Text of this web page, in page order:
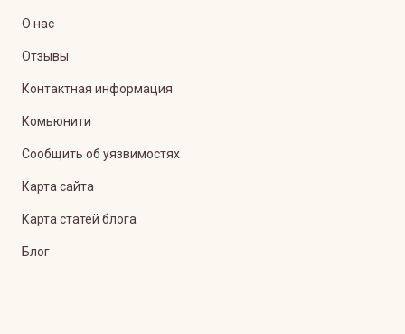
О нас
Отзывы
Контактная информация
Комьюнити
Сообщить об уязвимостях
Карта сайта
Карта статей блога
Блог